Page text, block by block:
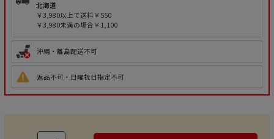
北海道
￥3,980以上で送料￥550
￥3,980未満の場合￥1,100
沖縄・離島配送不可
返品不可・日曜祝日指定不可